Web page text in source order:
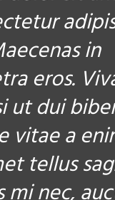
in
eros.
ut dui
vitae a
tellus